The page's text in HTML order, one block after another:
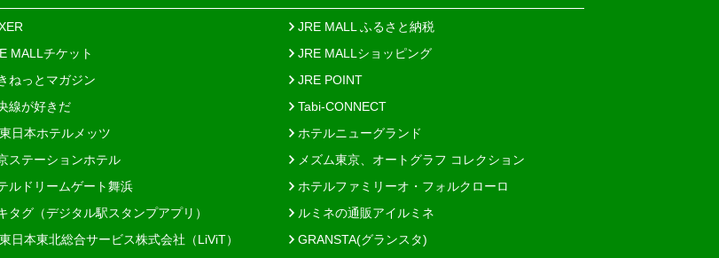
JRE MALL ふるさと納税
MALLチケット
JRE MALLショッピング
ねっとマガジン
JRE POINT
線が好きだ
Tabi-CONNECT
日本ホテルメッツ
ホテルニューグランド
ステーションホテル
メズム東京、オートグラフ コレクション
ルドリームゲート舞浜
ホテルファミリーオ・フォルクローロ
タグ（デジタル駅スタンプアプリ）
ルミネの通販アイルミネ
日本東北総合サービス株式会社（LiViT） GRANSTA(グランスタ)